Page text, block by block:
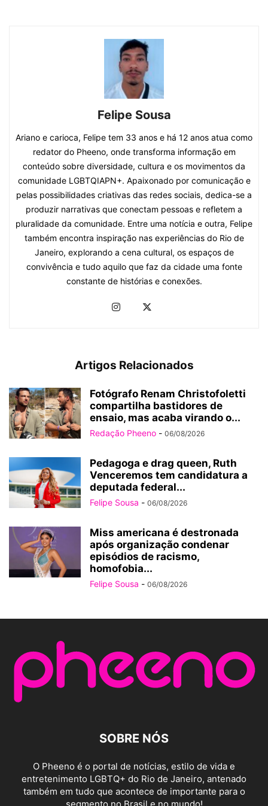
Felipe Sousa
Ariano e carioca, Felipe tem 33 anos e há 12 anos atua como
redator do Pheeno, onde transforma informação em
conteúdo sobre diversidade, cultura e os movimentos da
comunidade LGBTQIAPN+. Apaixonado por comunicação e
pelas possibilidades criativas das redes sociais, dedica-se a
produzir narrativas que conectam pessoas e refletem a
pluralidade da comunidade. Entre uma notícia e outra, Felipe
também encontra inspiração nas experiências do Rio de
Janeiro, explorando a cena cultural, os espaços de
convivência e tudo aquilo que faz da cidade uma fonte
constante de histórias e conexões.
Artigos Relacionados
Fotógrafo Renam Christofoletti
compartilha bastidores de
ensaio, mas acaba virando o...
Redação Pheeno - 06/08/2026
Pedagoga e drag queen, Ruth
Venceremos tem candidatura a
deputada federal...
Felipe Sousa - 06/08/2026
Miss americana é destronada
após organização condenar
episódios de racismo,
homofobia...
Felipe Sousa - 06/08/2026
SOBRE NÓS
O Pheeno é o portal de notícias, estilo de vida e
entretenimento LGBTQ+ do Rio de Janeiro, antenado
também em tudo que acontece de importante para o
segmento no Brasil e no mundo!